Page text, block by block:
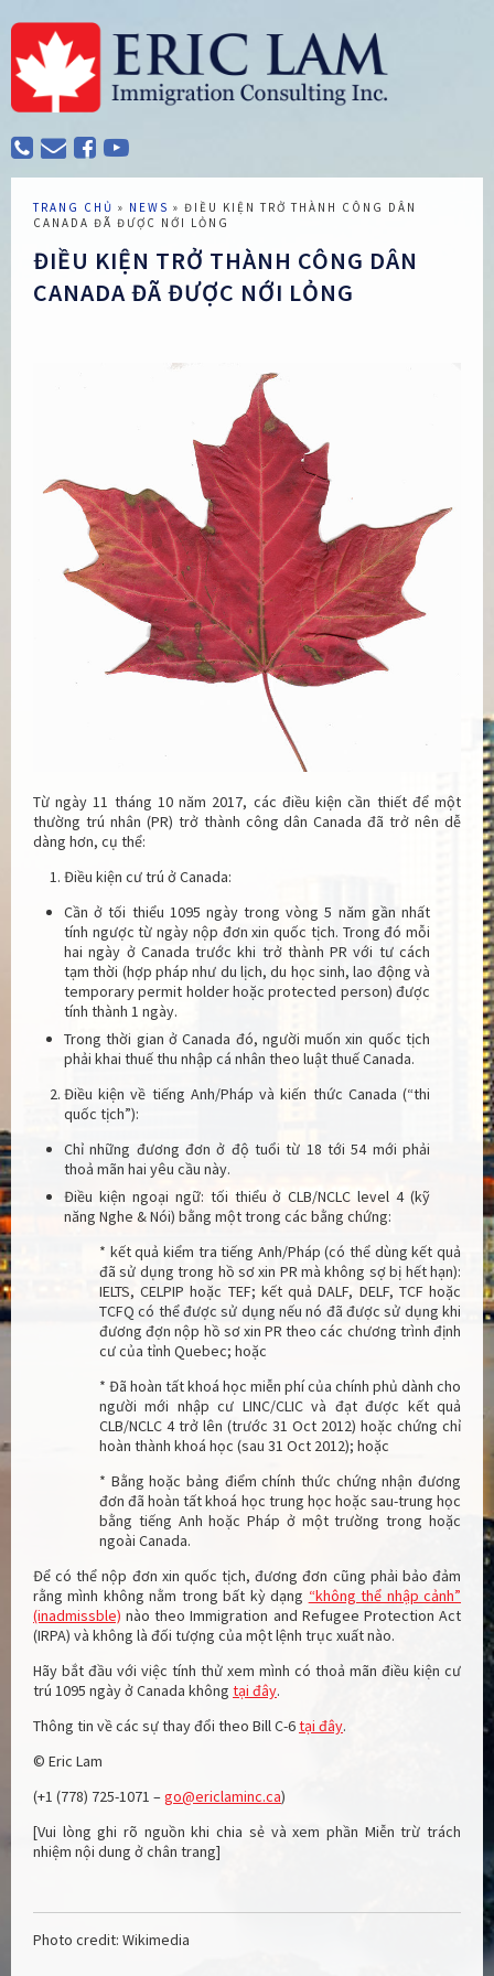
TRANG CHỦ » NEWS » ĐIỀU KIỆN TRỞ THÀNH CÔNG DÂN
CANADA ĐÃ ĐƯỢC NỚI LỎNG
ĐIỀU KIỆN TRỞ THÀNH CÔNG DÂN
CANADA ĐÃ ĐƯỢC NỚI LỎNG
Từ ngày 11 tháng 10 năm 2017, các điều kiện cần thiết để một
thường trú nhân (PR) trở thành công dân Canada đã trở nên dễ
dàng hơn, cụ thể:
Điều kiện cư trú ở Canada:
Cần ở tối thiểu 1095 ngày trong vòng 5 năm gần nhất
tính ngược từ ngày nộp đơn xin quốc tịch. Trong đó mỗi
hai ngày ở Canada trước khi trở thành PR với tư cách
tạm thời (hợp pháp như du lịch, du học sinh, lao động và
temporary permit holder hoặc protected person) được
tính thành 1 ngày.
Trong thời gian ở Canada đó, người muốn xin quốc tịch
phải khai thuế thu nhập cá nhân theo luật thuế Canada.
Điều kiện về tiếng Anh/Pháp và kiến thức Canada (“thi
quốc tịch”):
Chỉ những đương đơn ở độ tuổi từ 18 tới 54 mới phải
thoả mãn hai yêu cầu này.
Điều kiện ngoại ngữ: tối thiểu ở CLB/NCLC level 4 (kỹ
năng Nghe & Nói) bằng một trong các bằng chứng:
* kết quả kiểm tra tiếng Anh/Pháp (có thể dùng kết quả
đã sử dụng trong hồ sơ xin PR mà không sợ bị hết hạn):
IELTS, CELPIP hoặc TEF; kết quả DALF, DELF, TCF hoặc
TCFQ có thể được sử dụng nếu nó đã được sử dụng khi
đương đợn nộp hồ sơ xin PR theo các chương trình định
cư của tỉnh Quebec; hoặc
* Đã hoàn tất khoá học miễn phí của chính phủ dành cho
người mới nhập cư LINC/CLIC và đạt được kết quả
CLB/NCLC 4 trở lên (trước 31 Oct 2012) hoặc chứng chỉ
hoàn thành khoá học (sau 31 Oct 2012); hoặc
* Bằng hoặc bảng điểm chính thức chứng nhận đương
đơn đã hoàn tất khoá học trung học hoặc sau-trung học
bằng tiếng Anh hoặc Pháp ở một trường trong hoặc
ngoài Canada.
Để có thể nộp đơn xin quốc tịch, đương đơn cũng phải bảo đảm
rằng mình không nằm trong bất kỳ dạng “không thể nhập cảnh”
(inadmissble) nào theo Immigration and Refugee Protection Act
(IRPA) và không là đối tượng của một lệnh trục xuất nào.
Hãy bắt đầu với việc tính thử xem mình có thoả mãn điều kiện cư
trú 1095 ngày ở Canada không tại đây.
Thông tin về các sự thay đổi theo Bill C-6tại đây.
© Eric Lam
(+1 (778) 725-1071 –go@ericlaminc.ca)
[Vui lòng ghi rõ nguồn khi chia sẻ và xem phần Miễn trừ trách
nhiệm nội dung ở chân trang]
Photo credit: Wikimedia